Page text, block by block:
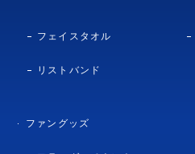
フェイスタオル
リストバンド
ファングッズ